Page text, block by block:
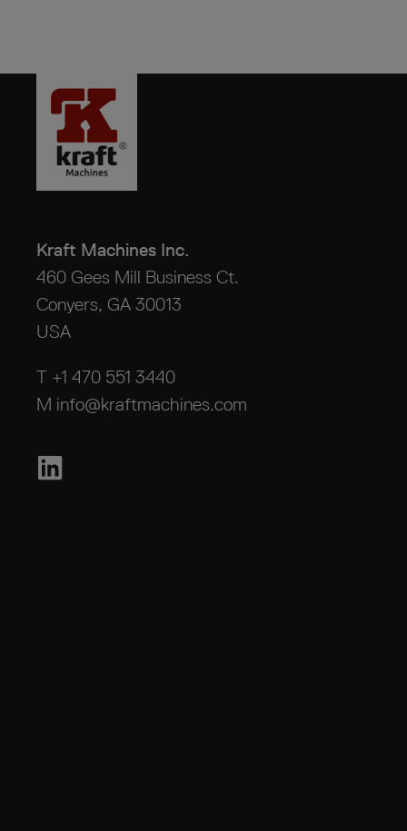
Kraft Machines Inc.
460 Gees Mill Business Ct.
Conyers, GA 30013
USA
T +1 470 551 3440
M info@kraftmachines.com